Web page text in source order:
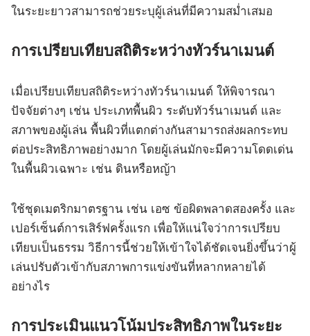
ในระยะยาวสามารถช่วยระบุผู้เล่นที่มีความสม่ำเสมอ
การเปรียบเทียบสถิติระหว่างทัวร์นาเมนต์
เมื่อเปรียบเทียบสถิติระหว่างทัวร์นาเมนต์ ให้พิจารณา
ปัจจัยต่างๆ เช่น ประเภทพื้นผิว ระดับทัวร์นาเมนต์ และ
สภาพของผู้เล่น พื้นผิวที่แตกต่างกันสามารถส่งผลกระทบ
ต่อประสิทธิภาพอย่างมาก โดยผู้เล่นมักจะมีความโดดเด่น
ในพื้นผิวเฉพาะ เช่น ดินหรือหญ้า
ใช้ชุดเมตริกมาตรฐาน เช่น เอซ ข้อผิดพลาดสองครั้ง และ
เปอร์เซ็นต์การเสิร์ฟครั้งแรก เพื่อให้แน่ใจว่าการเปรียบ
เทียบเป็นธรรม วิธีการนี้ช่วยให้เข้าใจได้ชัดเจนยิ่งขึ้นว่าผู้
เล่นปรับตัวเข้ากับสภาพการแข่งขันที่หลากหลายได้
อย่างไร
การประเมินแนวโน้มประสิทธิภาพในระยะ